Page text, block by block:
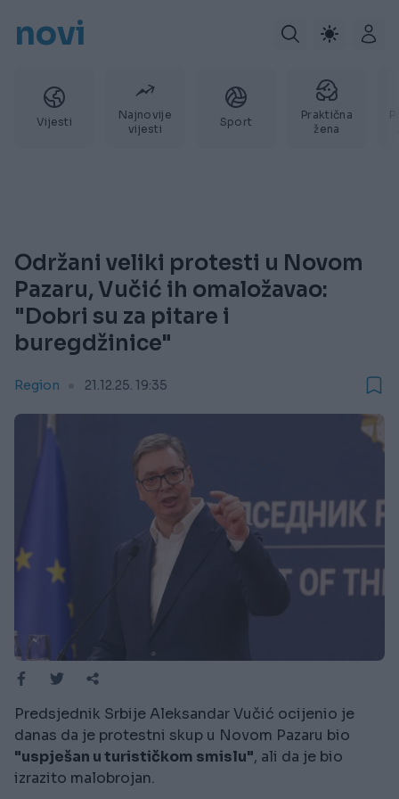
novi
Vijesti
Najnovije
vijesti
Sport
Praktična
žena
Održani veliki protesti u Novom
Pazaru, Vučić ih omaložavao:
"Dobri su za pitare i
buregdžinice"
Region 21.12.25. 19:35
Predsjednik Srbije Aleksandar Vučić ocijenio je
danas da je protestni skup u Novom Pazaru bio
"uspješan u turističkom smislu", ali da je bio
izrazito malobrojan.